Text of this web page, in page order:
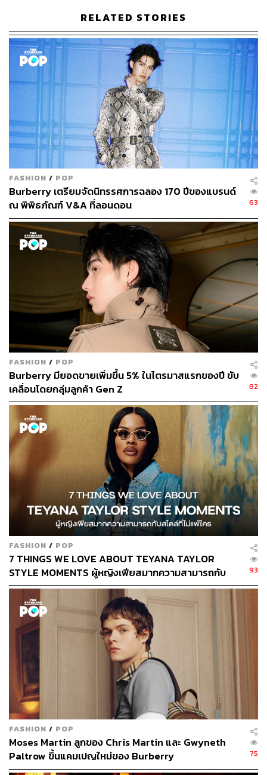
RELATED STORIES
FASHION / POP
Burberry เตรียมจัดนิทรรศการฉลอง 170 ปีของแบรนด์
ณ พิพิธภัณฑ์ V&A ที่ลอนดอน
63
FASHION / POP
Burberry มียอดขายเพิ่มขึ้น 5% ในไตรมาสแรกของปี ขับ
เคลื่อนโดยกลุ่มลูกค้า Gen Z
82
FASHION / POP
7 THINGS WE LOVE ABOUT TEYANA TAYLOR
STYLE MOMENTS ผู้หญิงเฟียสมากความสามารถกับ
สไตล์ที่ไม่แพ้ใคร
93
FASHION / POP
Moses Martin ลูกของ Chris Martin และ Gwyneth
Paltrow ขึ้นแคมเปญใหม่ของ Burberry
75